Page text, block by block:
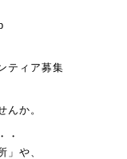
ティア募集
んか。
・
」や、